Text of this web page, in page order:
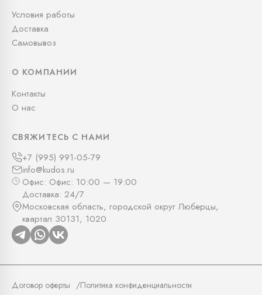
Условия работы
Доставка
Самовывоз
О КОМПАНИИ
Контакты
О нас
СВЯЖИТЕСЬ С НАМИ
+7 (995) 991-05-79
info@kudos.ru
Офис: Офис: 10:00 — 19:00
Доставка: 24/7
Московская область, городской округ Люберцы,
квартал 30131, 1020
Договор оферты Политика конфиденциальности